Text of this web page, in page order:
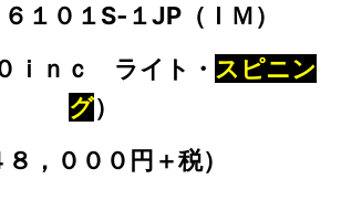
１０１S‐１JP（ＩＭ）
ｉｎｃ ライト・ スピニン
グ）
８，０００円＋税）